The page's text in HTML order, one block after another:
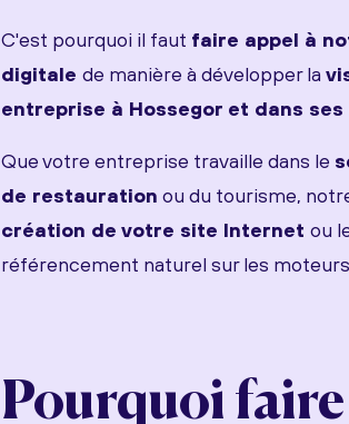
C'est pourquoi il faut faire appel à
digitale de manière à développer la
entreprise à Hossegor et dans ses
Que votre entreprise travaille dans le
de restauration ou du tourisme,
création de votre site Internet ou
référencement naturel sur les
Pourquoi